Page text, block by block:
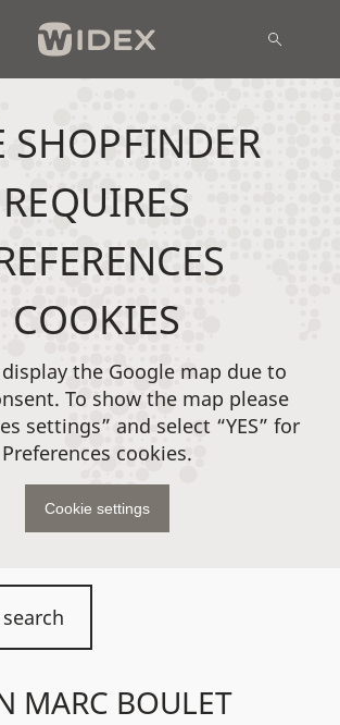
MARC BOULET
SHOPFINDER
REQUIRES
COOKIES
the Google map due to
To show the map please
settings” and select “YES” for
Preferences cookies.
Cookie settings